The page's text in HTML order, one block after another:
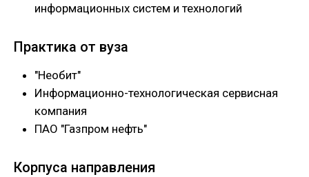
информационных систем и технологий
Практика от вуза
"Необит"
Информационно-технологическая сервисная
компания
ПАО "Газпром нефть"
Корпуса направления